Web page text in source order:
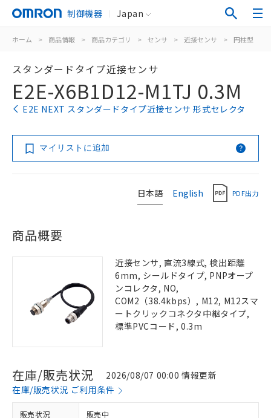
制御機器 Japan
ホーム > 商品情報 > 商品カテゴリ > センサ > 近接センサ > 円柱型
スタンダードタイプ近接センサ
E2E-X6B1D12-M1TJ 0.3M
E2E NEXT スタンダードタイプ近接センサ 形式セレクタ
マイリストに追加
日本語 English PDF出力
商品概要
近接センサ, 直流3線式, 検出距離
6mm, シールドタイプ, PNPオープ
ンコレクタ, NO,
COM2（38.4kbps）, M12, M12スマ
ートクリックコネクタ中継タイプ,
標準PVCコード, 0.3m
在庫/販売状況
2026/08/07 00:00 情報更新
在庫/販売状況 ご利用条件
販売状況 販売中